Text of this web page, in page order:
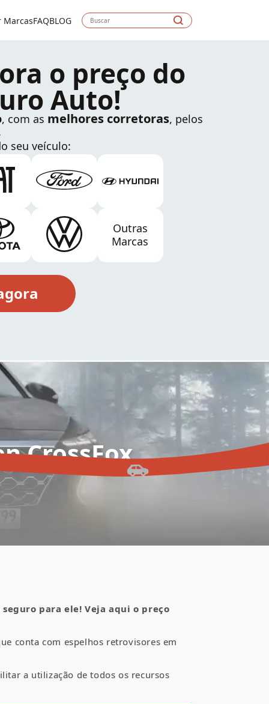
MarcasFAQBLOG
o preço do
Auto!
, com as melhores corretoras, pelos
seu veículo:
Outras
Marcas
CrossFox
para ele! Veja aqui o preço
conta com espelhos retrovisores em
a utilização de todos os recursos